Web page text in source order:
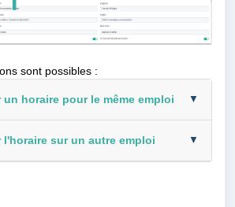
sont possibles :
un horaire pour le même emploi
l'horaire sur un autre emploi